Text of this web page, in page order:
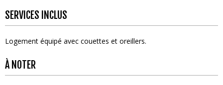
SERVICES INCLUS
Logement équipé avec couettes et oreillers
À NOTER